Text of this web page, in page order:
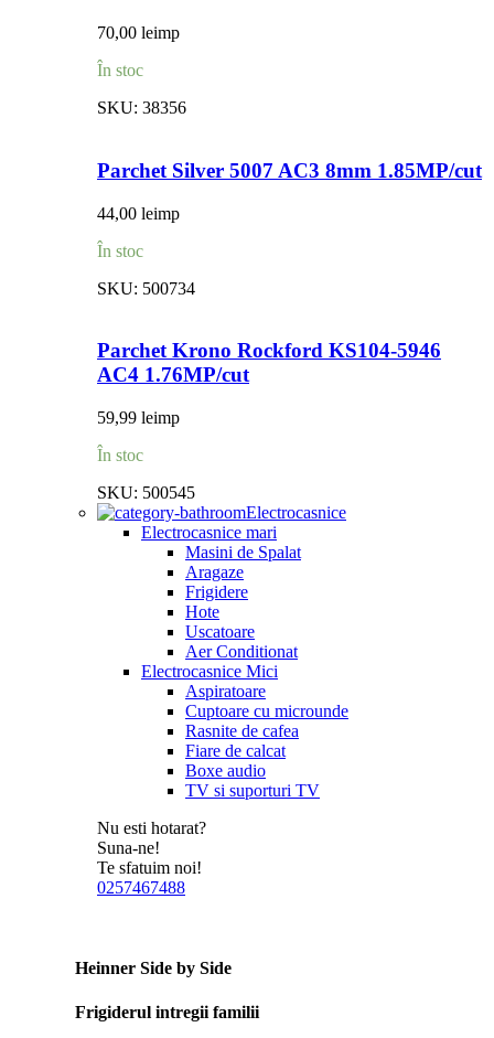
70,00 leimp
În stoc
SKU: 38356
Parchet Silver 5007 AC3 8mm 1.85MP/cut
44,00 leimp
În stoc
SKU: 500734
Parchet Krono Rockford KS104-5946
AC4 1.76MP/cut
59,99 leimp
În stoc
SKU: 500545
Electrocasnice
Electrocasnice mari
Masini de Spalat
Aragaze
Frigidere
Hote
Uscatoare
Aer Conditionat
Electrocasnice Mici
Aspiratoare
Cuptoare cu microunde
Rasnite de cafea
Fiare de calcat
Boxe audio
TV si suporturi TV
Nu esti hotarat?
Suna-ne!
Te sfatuim noi!
0257467488
Heinner Side by Side
Frigiderul intregii familii